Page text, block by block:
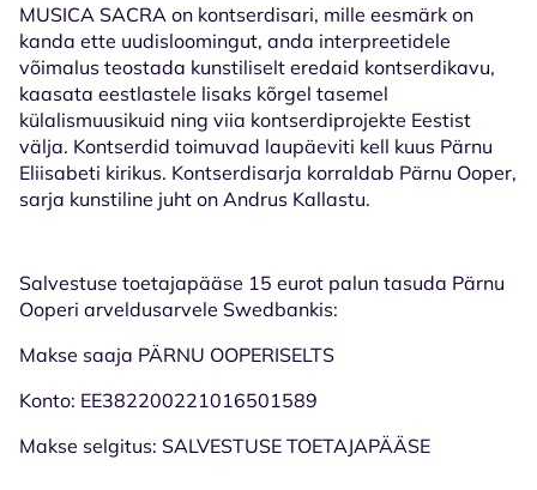
MUSICA SACRA on kontserdisari, mille eesmärk on
kanda ette uudisloomingut, anda interpreetidele
võimalus teostada kunstiliselt eredaid kontserdikavu,
kaasata eestlastele lisaks kõrgel tasemel
külalismuusikuid ning viia kontserdiprojekte Eestist
välja. Kontserdid toimuvad laupäeviti kell kuus Pärnu
Eliisabeti kirikus. Kontserdisarja korraldab Pärnu Ooper,
sarja kunstiline juht on Andrus Kallastu.
Salvestuse toetajapääse 15 eurot palun tasuda Pärnu
Ooperi arveldusarvele Swedbankis:
Makse saaja PÄRNU OOPERISELTS
Konto: EE382200221016501589
Makse selgitus: SALVESTUSE TOETAJAPÄÄSE